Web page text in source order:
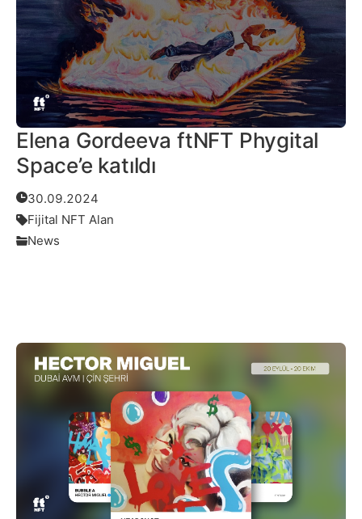
Elena Gordeeva ftNFT Phygital
Space’e katıldı
30.09.2024
Fijital NFT Alan
News